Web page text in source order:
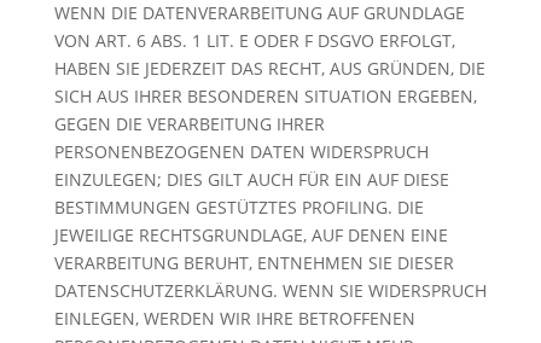
WENN DIE DATENVERARBEITUNG AUF GRUNDLAGE
VON ART. 6 ABS. 1 LIT. E ODER F DSGVO ERFOLGT,
HABEN SIE JEDERZEIT DAS RECHT, AUS GRÜNDEN, DIE
SICH AUS IHRER BESONDEREN SITUATION ERGEBEN,
GEGEN DIE VERARBEITUNG IHRER
PERSONENBEZOGENEN DATEN WIDERSPRUCH
EINZULEGEN; DIES GILT AUCH FÜR EIN AUF DIESE
BESTIMMUNGEN GESTÜTZTES PROFILING. DIE
JEWEILIGE RECHTSGRUNDLAGE, AUF DENEN EINE
VERARBEITUNG BERUHT, ENTNEHMEN SIE DIESER
DATENSCHUTZERKLÄRUNG. WENN SIE WIDERSPRUCH
EINLEGEN, WERDEN WIR IHRE BETROFFENEN